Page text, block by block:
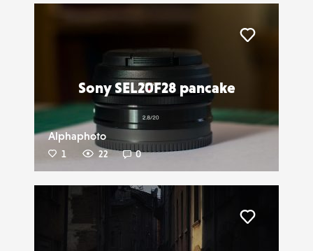
Sony SEL20F28 pancake
Alphaphoto
1 22 0